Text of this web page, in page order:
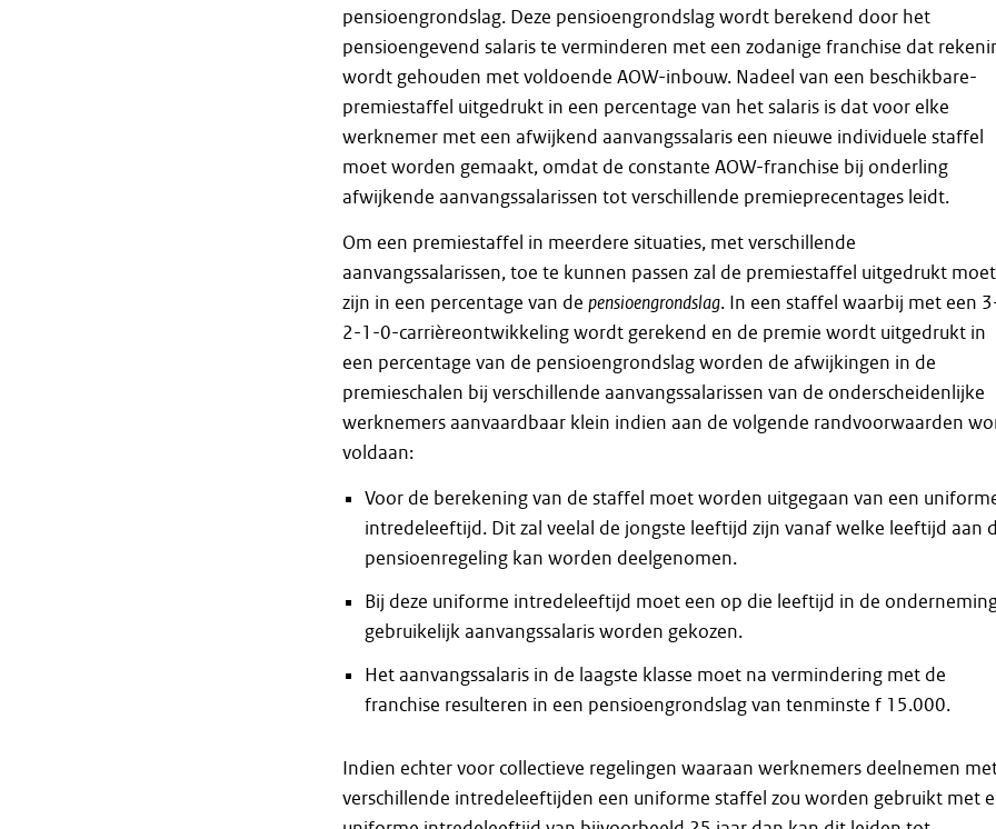
pensioengrondslag. Deze pensioengrondslag wordt berekend door het
pensioengevend salaris te verminderen met een zodanige franchise dat
wordt gehouden met voldoende AOW-inbouw. Nadeel van een beschikbare-
premiestaffel uitgedrukt in een percentage van het salaris is dat voor elke
werknemer met een afwijkend aanvangssalaris een nieuwe individuele staffel
moet worden gemaakt, omdat de constante AOW-franchise bij onderling
afwijkende aanvangssalarissen tot verschillende premieprecentages leidt.
Om een premiestaffel in meerdere situaties, met verschillende
aanvangssalarissen, toe te kunnen passen zal de premiestaffel uitgedrukt
zijn in een percentage van de pensioengrondslag. In een staffel waarbij met een
2-1-0-carrièreontwikkeling wordt gerekend en de premie wordt uitgedrukt in
een percentage van de pensioengrondslag worden de afwijkingen in de
premieschalen bij verschillende aanvangssalarissen van de onderscheidenlijke
werknemers aanvaardbaar klein indien aan de volgende randvoorwaarden
voldaan:
Voor de berekening van de staffel moet worden uitgegaan van een
intredeleeftijd. Dit zal veelal de jongste leeftijd zijn vanaf welke leeftijd aan
pensioenregeling kan worden deelgenomen.
Bij deze uniforme intredeleeftijd moet een op die leeftijd in de
gebruikelijk aanvangssalaris worden gekozen.
Het aanvangssalaris in de laagste klasse moet na vermindering met de
franchise resulteren in een pensioengrondslag van tenminste f 15.000.
Indien echter voor collectieve regelingen waaraan werknemers deelnemen
verschillende intredeleeftijden een uniforme staffel zou worden gebruikt met